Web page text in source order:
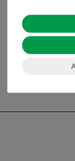
Maße (mm):
inkl.